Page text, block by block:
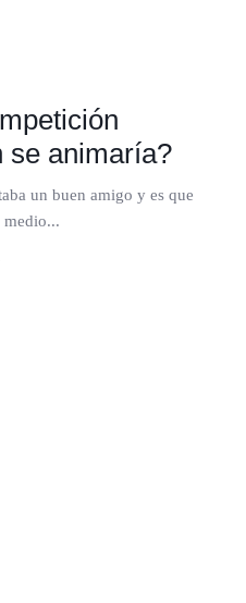
animaría?
un buen amigo y es que
medio...